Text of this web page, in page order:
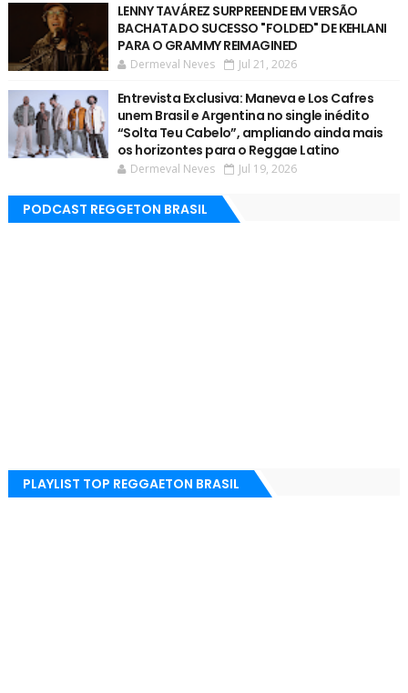
LENNY TAVÁREZ SURPREENDE EM VERSÃO
BACHATA DO SUCESSO "FOLDED" DE KEHLANI
PARA O GRAMMY REIMAGINED
Dermeval Neves Jul 21, 2026
Entrevista Exclusiva: Maneva e Los Cafres
unem Brasil e Argentina no single inédito
“Solta Teu Cabelo”, ampliando ainda mais
os horizontes para o Reggae Latino
Dermeval Neves Jul 19, 2026
PODCAST REGGETON BRASIL
PLAYLIST TOP REGGAETON BRASIL